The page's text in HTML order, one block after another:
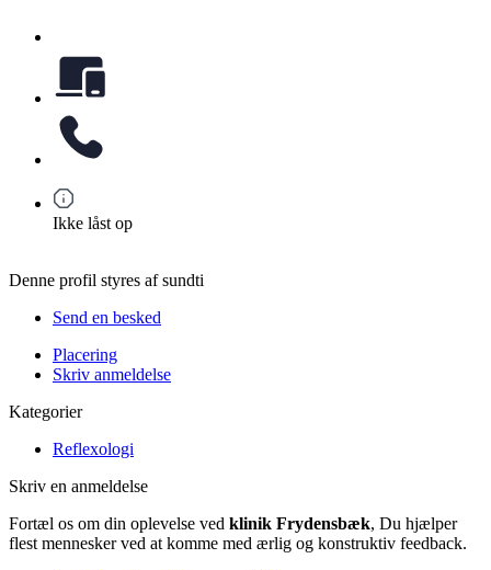
Ikke låst op
Denne profil styres af sundti
Send en besked
Placering
Skriv anmeldelse
Kategorier
Reflexologi
Skriv en anmeldelse
Fortæl os om din oplevelse ved klinik Frydensbæk, Du hjælper
flest mennesker ved at komme med ærlig og konstruktiv feedback.